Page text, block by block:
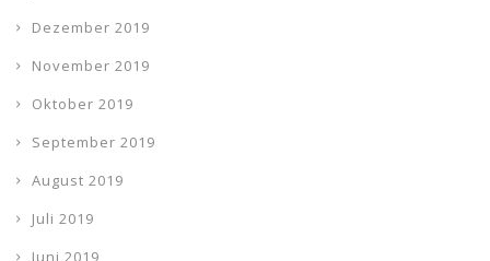
Dezember 2019
November 2019
Oktober 2019
September 2019
August 2019
Juli 2019
Juni 2019